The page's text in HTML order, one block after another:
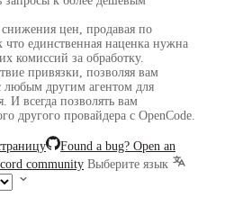
снижения цен, продавая по
что единственная наценка нужна
комиссий за обработку.
привязки, позволяя вам
любым другим агентом для
И всегда позволять вам
другого провайдера с OpenCode.
Found a bug? Open an
community Выберите язык